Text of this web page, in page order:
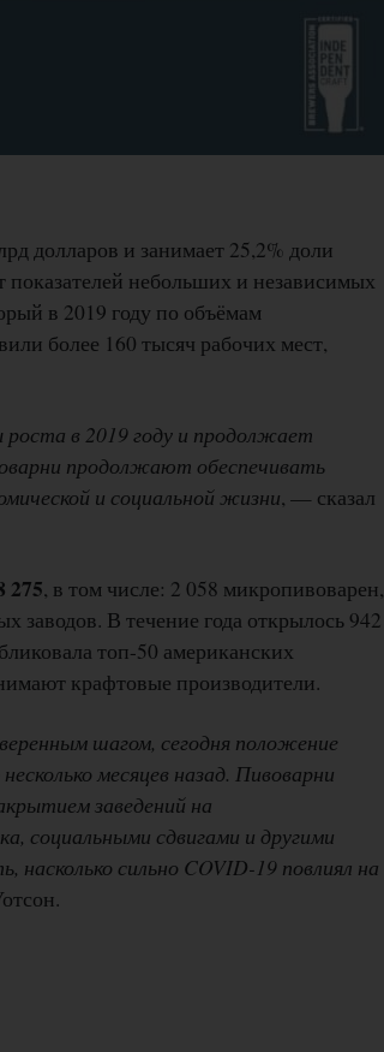
долларов и занимает 25,2% доли
показателей небольших и независимых
в 2019 году по объёмам
более 160 тысяч рабочих мест,
в 2019 году и продолжает
продолжают обеспечивать
и социальной жизни, — сказал
275, в том числе: 2 058 микропивоварен,
заводов. В течение года открылось 942
топ-50 американских
крафтовые производители.
шагом, сегодня положение
месяцев назад. Пивоварни
заведений на
социальными сдвигами и другими
насколько сильно COVID-19 повлиял на